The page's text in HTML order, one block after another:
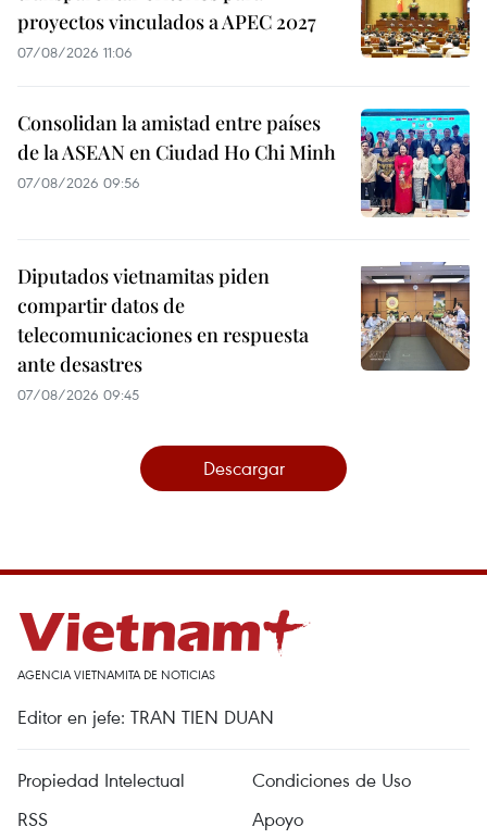
proyectos vinculados a APEC 2027
07/08/2026 11:06
Consolidan la amistad entre países
de la ASEAN en Ciudad Ho Chi Minh
07/08/2026 09:56
Diputados vietnamitas piden
compartir datos de
telecomunicaciones en respuesta
ante desastres
07/08/2026 09:45
Descargar
AGENCIA VIETNAMITA DE NOTICIAS
Editor en jefe: TRAN TIEN DUAN
Propiedad Intelectual
Condiciones de Uso
RSS
Apoyo